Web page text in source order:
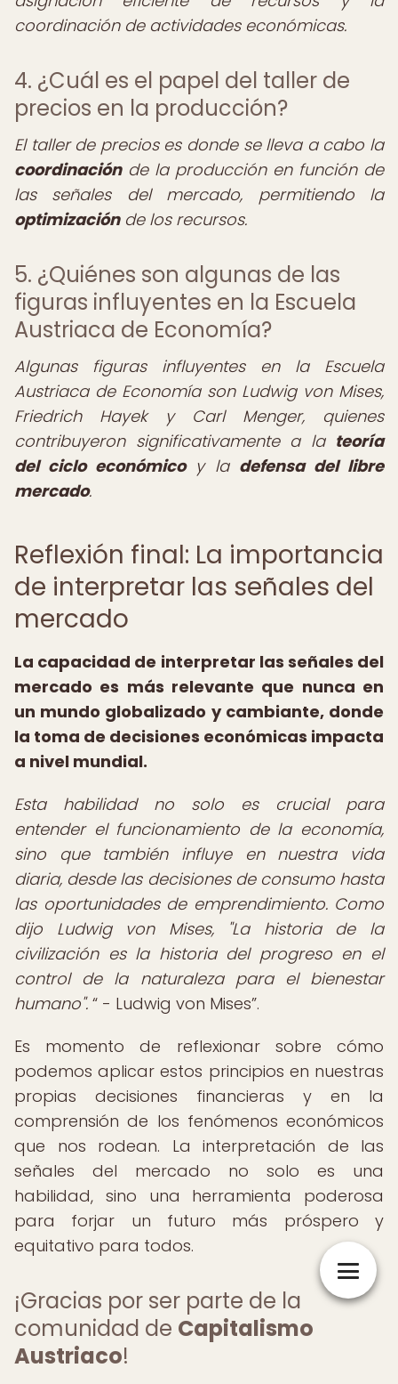
coordinación de actividades económicas.
4. ¿Cuál es el papel del taller de
precios en la producción?
El taller de precios es donde se lleva a cabo la
coordinaciónde la producción en función de
las señales del mercado, permitiendo la
optimizaciónde los recursos.
5. ¿Quiénes son algunas de las
figuras influyentes en la Escuela
Austriaca de Economía?
Algunas figuras influyentes en la Escuela
Austriaca de Economía son Ludwig von Mises,
Friedrich Hayek y Carl Menger, quienes
contribuyeron significativamente a la teoría
del ciclo económicoy la defensa del libre
mercado.
Reflexión final: La importancia
de interpretar las señales del
mercado
La capacidad de interpretar las señales del
mercado es más relevante que nunca en
un mundo globalizado y cambiante, donde
la toma de decisiones económicas impacta
a nivel mundial.
Esta habilidad no solo es crucial para
entender el funcionamiento de la economía,
sino que también influye en nuestra vida
diaria, desde las decisiones de consumo hasta
las oportunidades de emprendimiento. Como
dijo Ludwig von Mises, "La historia de la
civilización es la historia del progreso en el
control de la naturaleza para el bienestar
humano".
- Ludwig von Mises .
Es momento de reflexionar sobre cómo
podemos aplicar estos principios en nuestras
propias decisiones financieras y en la
comprensión de los fenómenos económicos
que nos rodean. La interpretación de las
señales del mercado no solo es una
habilidad, sino una herramienta poderosa
para forjar un futuro más próspero y
equitativo para todos.
¡Gracias por ser parte de la
comunidad de Capitalismo
Austriaco!